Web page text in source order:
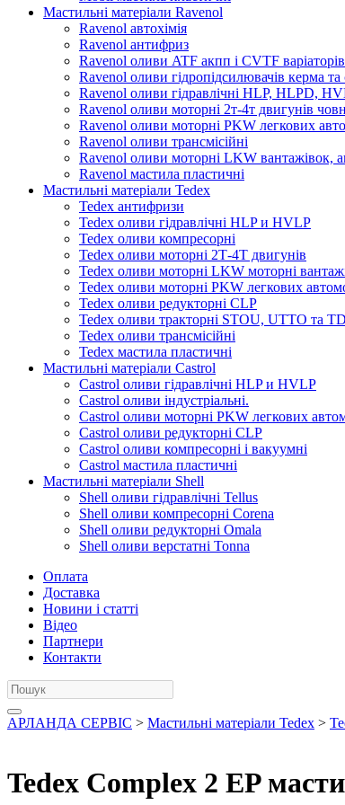
Мастильні матеріали Ravenol
Ravenol автохімія
Ravenol антифриз
Ravenol оливи ATF акпп і CVTF варіаторів
Ravenol оливи гідропідсилювачів керма та
Ravenol оливи гідравлічні HLP, HLPD,
Ravenol оливи моторні 2т-4т двигунів
Ravenol оливи моторні PKW легкових
Ravenol оливи трансмісійні
Ravenol оливи моторні LKW вантажівок,
Ravenol мастила пластичні
Мастильні матеріали Tedex
Tedex антифризи
Tedex оливи гідравлічні HLP и HVLP
Tedex оливи компресорні
Tedex оливи моторні 2Т-4Т двигунів
Tedex оливи моторні LKW моторні
Tedex оливи моторні PKW легкових
Tedex оливи редукторні CLP
Tedex оливи тракторні STOU, UTTO та
Tedex оливи трансмісійні
Tedex мастила пластичні
Мастильні матеріали Castrol
Castrol оливи гідравлічні HLP и HVLP
Castrol оливи індустріальні.
Castrol оливи моторні PKW легкових
Castrol оливи редукторні CLP
Castrol оливи компресорні і вакуумні
Castrol мастила пластичні
Мастильні матеріали Shell
Shell оливи гідравлічні Tellus
Shell оливи компресорні Corena
Shell оливи редукторні Omala
Shell оливи верстатні Tonna
Оплата
Доставка
Новини і статті
Відео
Партнери
Контакти
АРЛАНДА СЕРВІС > Мастильні матеріали Tedex >
Tedex Complex 2 EP